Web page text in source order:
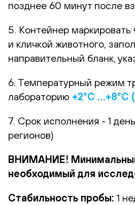
позднее 60 минут после
5. Контейнер
и кличкой животного,
направительный бланк,
6. Температурный режим
лабораторию +2°С …+8°С
7. Срок исполнения - 1
регионов)
ВНИМАНИЕ!
необходимый для
Стабильность пробы: 1